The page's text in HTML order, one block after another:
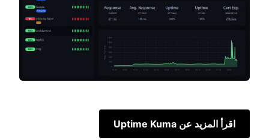
اقرأ المزيد عن Uptime Kuma